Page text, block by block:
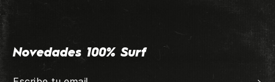
Novedades 100% Surf